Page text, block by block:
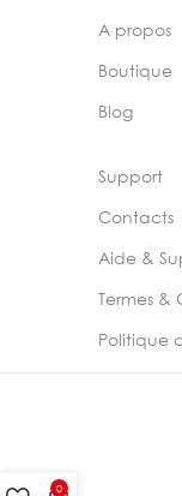
A propos
Boutique
Blog
Support
Contacts
Aide &
Termes &
Politique
0